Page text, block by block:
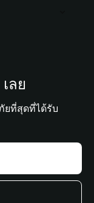
ลย
ยที่สุดที่ได้รับ